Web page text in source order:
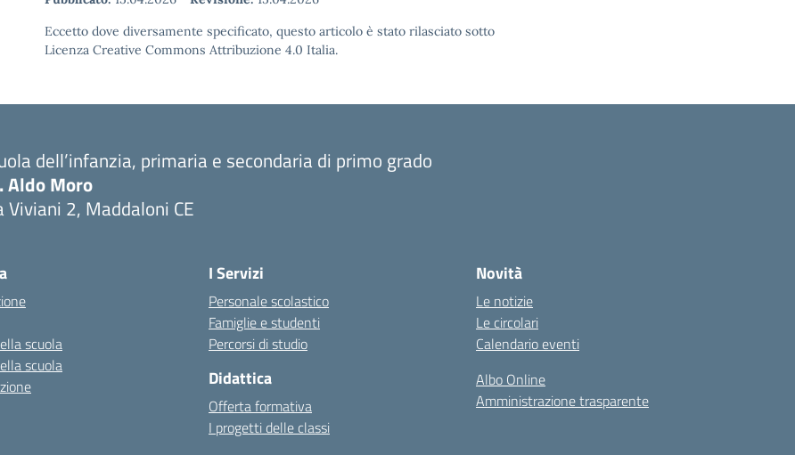
Eccetto dove diversamente specificato, questo articolo è stato rilasciato sotto
Licenza Creative Commons Attribuzione 4.0 Italia.
dell’infanzia, primaria e secondaria di primo grado
Aldo Moro
Viviani 2, Maddaloni CE
scuola
scuola
I Servizi
Personale scolastico
Famiglie e studenti
Percorsi di studio
Didattica
Offerta formativa
I progetti delle classi
Novità
Le notizie
Le circolari
Calendario eventi
Albo Online
Amministrazione trasparente